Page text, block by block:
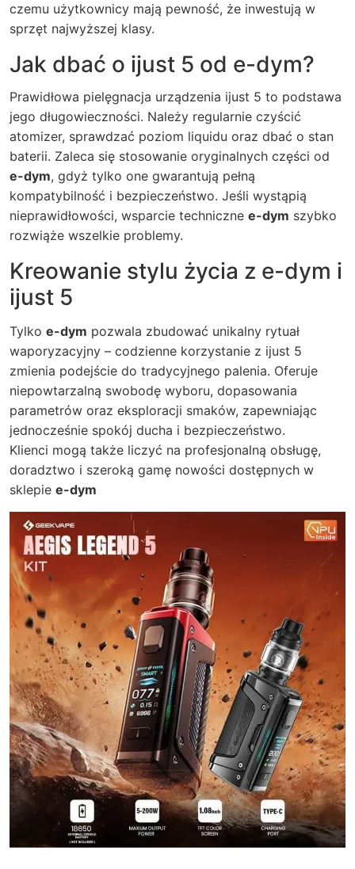
czemu użytkownicy mają pewność, że inwestują w
sprzęt najwyższej klasy.
Jak dbać o ijust 5 od e-dym?
Prawidłowa pielęgnacja urządzenia ijust 5 to podstawa
jego długowieczności. Należy regularnie czyścić
atomizer, sprawdzać poziom liquidu oraz dbać o stan
baterii. Zaleca się stosowanie oryginalnych części od
e-dym, gdyż tylko one gwarantują pełną
kompatybilność i bezpieczeństwo. Jeśli wystąpią
nieprawidłowości, wsparcie techniczne e-dym szybko
rozwiąże wszelkie problemy.
Kreowanie stylu życia z e-dym i
ijust 5
Tylko e-dym pozwala zbudować unikalny rytuał
waporyzacyjny – codzienne korzystanie z ijust 5
zmienia podejście do tradycyjnego palenia. Oferuje
niepowtarzalną swobodę wyboru, dopasowania
parametrów oraz eksploracji smaków, zapewniając
jednocześnie spokój ducha i bezpieczeństwo.
Klienci mogą także liczyć na profesjonalną obsługę,
doradztwo i szeroką gamę nowości dostępnych w
sklepie e-dym